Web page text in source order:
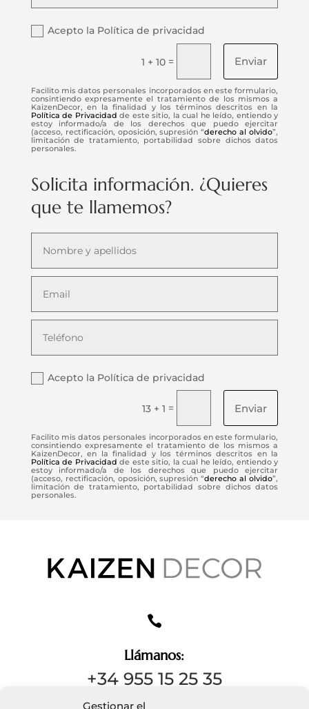
Gestionar el
Acepto la Política de privacidad
1 + 10 = Enviar
Facilito mis datos personales incorporados en este formulario,
consintiendo expresamente el tratamiento de los mismos a
KaizenDecor, en la finalidad y los términos descritos en la
Política de Privacidad de este sitio, la cual he leído, entiendo y
estoy informado/a de los derechos que puedo ejercitar
(acceso, rectificación, oposición, supresión “derecho al olvido”,
limitación de tratamiento, portabilidad sobre dichos datos
personales.
Solicita información. ¿Quieres
que te llamemos?
Acepto la Política de privacidad
13 + 1 = Enviar
Facilito mis datos personales incorporados en este formulario,
consintiendo expresamente el tratamiento de los mismos a
KaizenDecor, en la finalidad y los términos descritos en la
Política de Privacidad de este sitio, la cual he leído, entiendo y
estoy informado/a de los derechos que puedo ejercitar
(acceso, rectificación, oposición, supresión “derecho al olvido”,
limitación de tratamiento, portabilidad sobre dichos datos
personales.

Llámanos:
+34 955 15 25 35